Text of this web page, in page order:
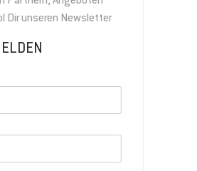
Dir unseren Newsletter